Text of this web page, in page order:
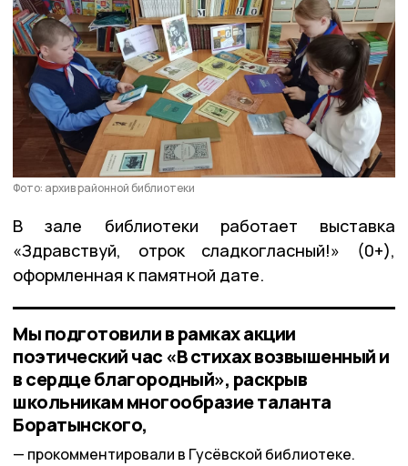
Фото: архив районной библиотеки
В зале библиотеки работает выставка
«Здравствуй, отрок сладкогласный!» (0+),
оформленная к памятной дате.
Мы подготовили в рамках акции
поэтический час «В стихах возвышенный и
в сердце благородный», раскрыв
школьникам многообразие таланта
Боратынского,
прокомментировали в Гусёвской библиотеке.